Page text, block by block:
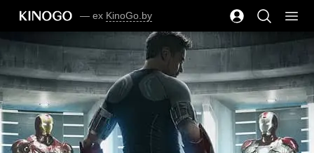
— ex KinoGo.by